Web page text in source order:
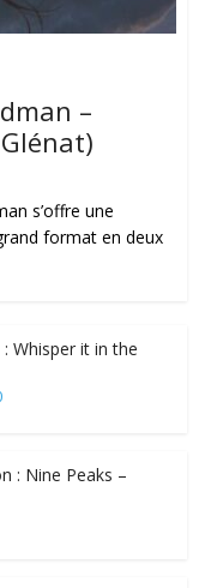
–
s’offre une
format en deux
Whisper it in the
: Nine Peaks –